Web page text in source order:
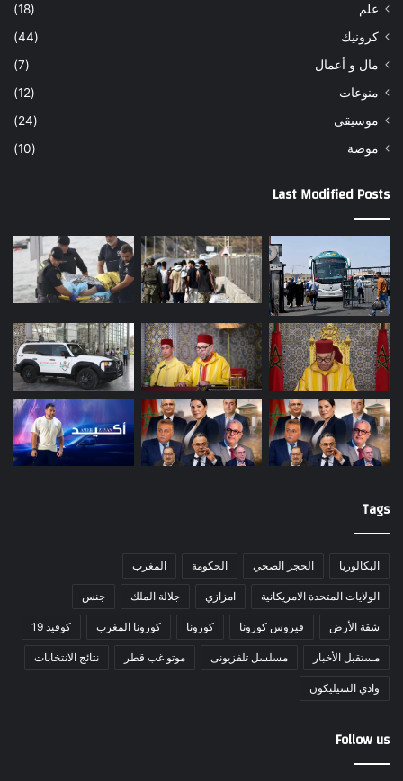
علم
(18)
كرونيك
(44)
مال و أعمال
(7)
منوعات
(12)
موسيقى
(24)
موضة
(10)
Last Modified Posts
Tags
البكالوريا الحجر الصحي الحكومة المغرب
الولايات المتحدة الامريكانية امزازي جلالة الملك جنس
شقة الأرض فيروس كورونا كورونا كورونا المغرب كوفيد 19
مستقبل الأخبار مسلسل تلفزيونى موتو غب قطر نتائج الانتخابات
وادي السيليكون
Follow us